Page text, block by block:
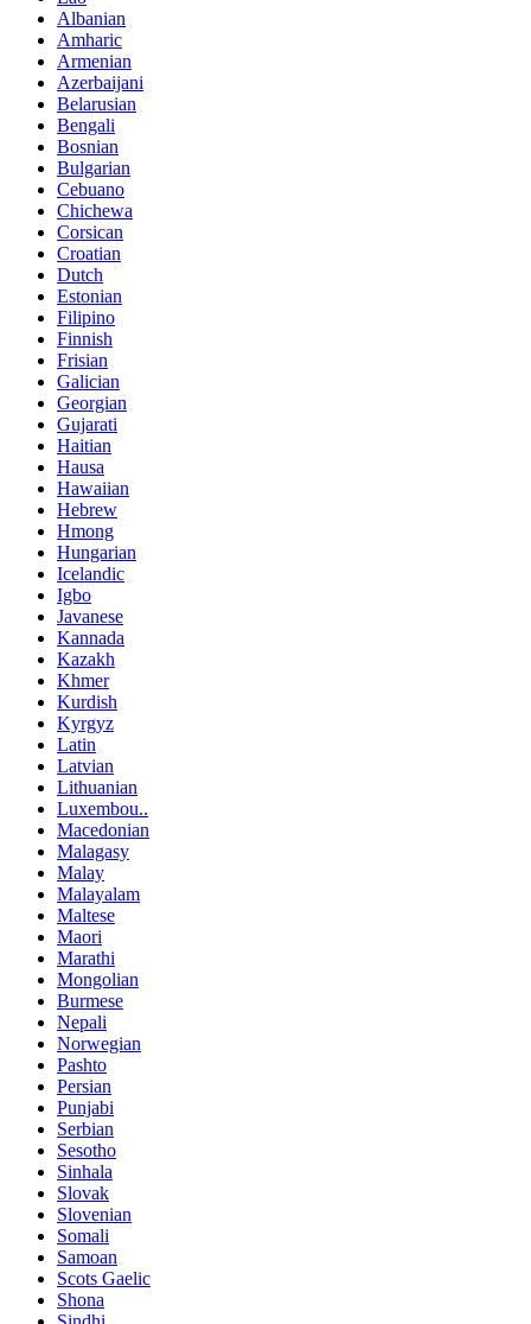
Albanian
Amharic
Armenian
Azerbaijani
Belarusian
Bengali
Bosnian
Bulgarian
Cebuano
Chichewa
Corsican
Croatian
Dutch
Estonian
Filipino
Finnish
Frisian
Galician
Georgian
Gujarati
Haitian
Hausa
Hawaiian
Hebrew
Hmong
Hungarian
Icelandic
Igbo
Javanese
Kannada
Kazakh
Khmer
Kurdish
Kyrgyz
Latin
Latvian
Lithuanian
Luxembou..
Macedonian
Malagasy
Malay
Malayalam
Maltese
Maori
Marathi
Mongolian
Burmese
Nepali
Norwegian
Pashto
Persian
Punjabi
Serbian
Sesotho
Sinhala
Slovak
Slovenian
Somali
Samoan
Scots Gaelic
Shona